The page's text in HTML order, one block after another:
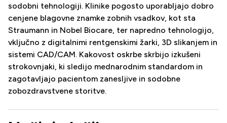
sodobni tehnologiji. Klinike pogosto uporabljajo dobro
cenjene blagovne znamke zobnih vsadkov, kot sta
Straumann in Nobel Biocare, ter napredno tehnologijo,
vključno z digitalnimi rentgenskimi žarki, 3D slikanjem in
sistemi CAD/CAM. Kakovost oskrbe skrbijo izkušeni
strokovnjaki, ki sledijo mednarodnim standardom in
zagotavljajo pacientom zanesljive in sodobne
zobozdravstvene storitve.